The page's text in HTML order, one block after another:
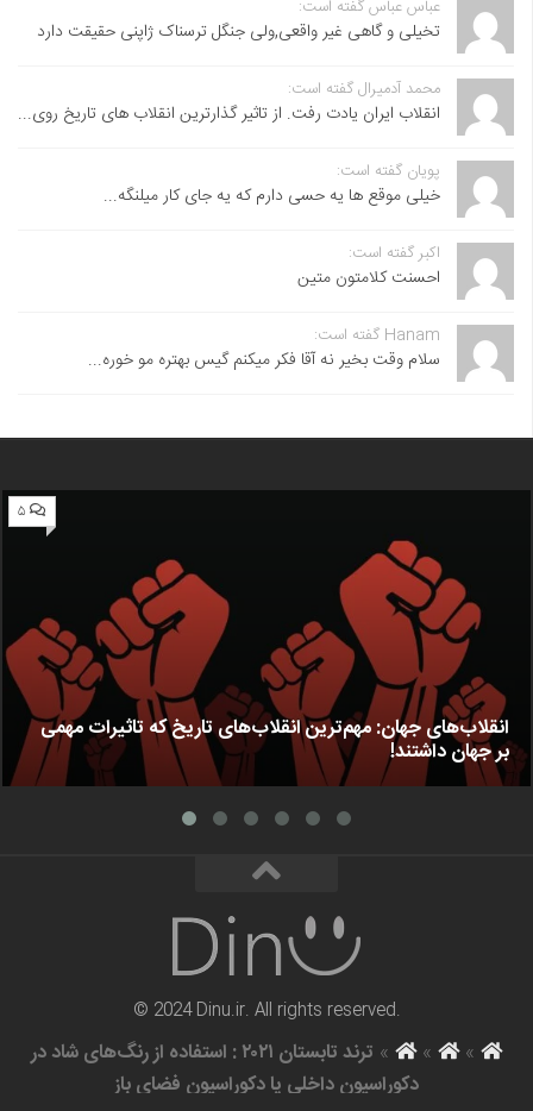
عباس عباس گفته است:
تخیلی و گاهی غیر واقعی,ولی جنگل ترسناک ژاپنی حقیقت دارد
محمد آدمیرال گفته است:
انقلاب ایران یادت رفت. از تاثیر گذارترین انقلاب های تاریخ روی...
پویان گفته است:
خیلی موقع ها یه حسی دارم که یه جای کار میلنگه...
اکبر گفته است:
احسنت ‌کلامتون متین
Hanam گفته است:
سلام وقت بخیر نه آقا فکر میکنم گیس بهتره مو خوره...
۵
انقلاب‌های جهان: مهم‌ترین انقلاب‌های تاریخ که تاثیرات مهمی
بر جهان داشتند!
© 2024 Dinu.ir. All rights reserved.
»
»
»
ترند تابستان ۲۰۲۱ : استفاده از رنگ‌های شاد در
دکوراسیون داخلی یا دکوراسیون فضای باز